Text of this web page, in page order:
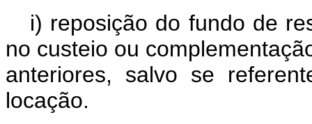
i) reposição do fundo de
no custeio ou
anteriores, salvo se
locação.